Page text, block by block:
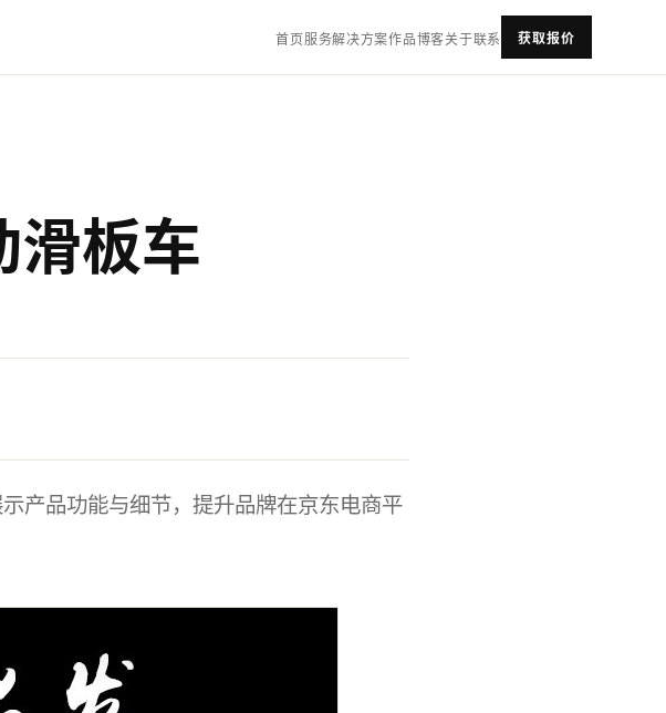
首页服务解决方案作品博客关于联系 获取报价
滑板车
产品功能与细节，提升品牌在京东电商平